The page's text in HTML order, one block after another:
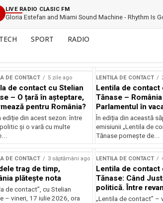
LIVE RADIO CLASIC FM
Gloria Estefan and Miami Sound Machine - Rhythm Is
SPORT RADIO
DE CONTACT 5 zile ago
de contact cu Stelian
– O țară în așteptare,
pentru România?
ediție din acest sezon: între
și o vară cu multe
LENTILA DE CONTACT
Lentila de contact
Tănase –
Parlamentul în
În ediția din această
emisiunii „Lentila de
Tănase pornește de...
DE CONTACT 3 săptămâni ago
trag de timp,
plătește nota
de contact”, cu Stelian
– vineri, 17 iulie 2026, ora
LENTILA DE CONTACT
Lentila de contact
Tănase: Când
politică. Între
instituțional
„Lentila de contact” –